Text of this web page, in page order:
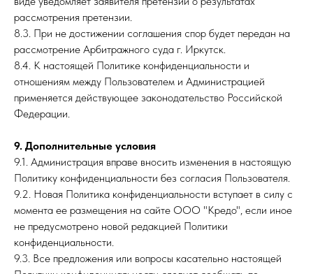
рассмотрения претензии.
8.3. При не достижении соглашения спор будет передан на
рассмотрение Арбитражного суда г. Иркутск.
8.4. К настоящей Политике конфиденциальности и
отношениям между Пользователем и Администрацией
применяется действующее законодательство Российской
Федерации.
9. Дополнительные условия
9.1. Администрация вправе вносить изменения в настоящую
Политику конфиденциальности без согласия Пользователя.
9.2. Новая Политика конфиденциальности вступает в силу с
момента ее размещения на сайте ООО "Кредо", если иное
не предусмотрено новой редакцией Политики
конфиденциальности.
9.3. Все предложения или вопросы касательно настоящей